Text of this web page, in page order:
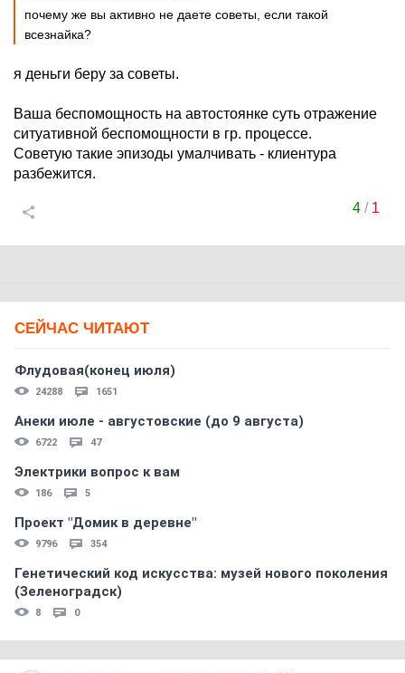
почему же вы активно не даете советы, если такой
всезнайка?
я деньги беру за советы.
Ваша беспомощность на автостоянке суть отражение
ситуативной беспомощности в гр. процессе.
Советую такие эпизоды умалчивать - клиентура
разбежится.
4/ 1
СЕЙЧАС ЧИТАЮТ
Флудовая(конец июля)
24288 1651
Анеки июле - августовские (до 9 августа)
6722 47
Электрики вопрос к вам
186 5
Проект "Домик в деревне"
9796 354
Генетический код искусства: музей нового поколения
(Зеленоградск)
8 0